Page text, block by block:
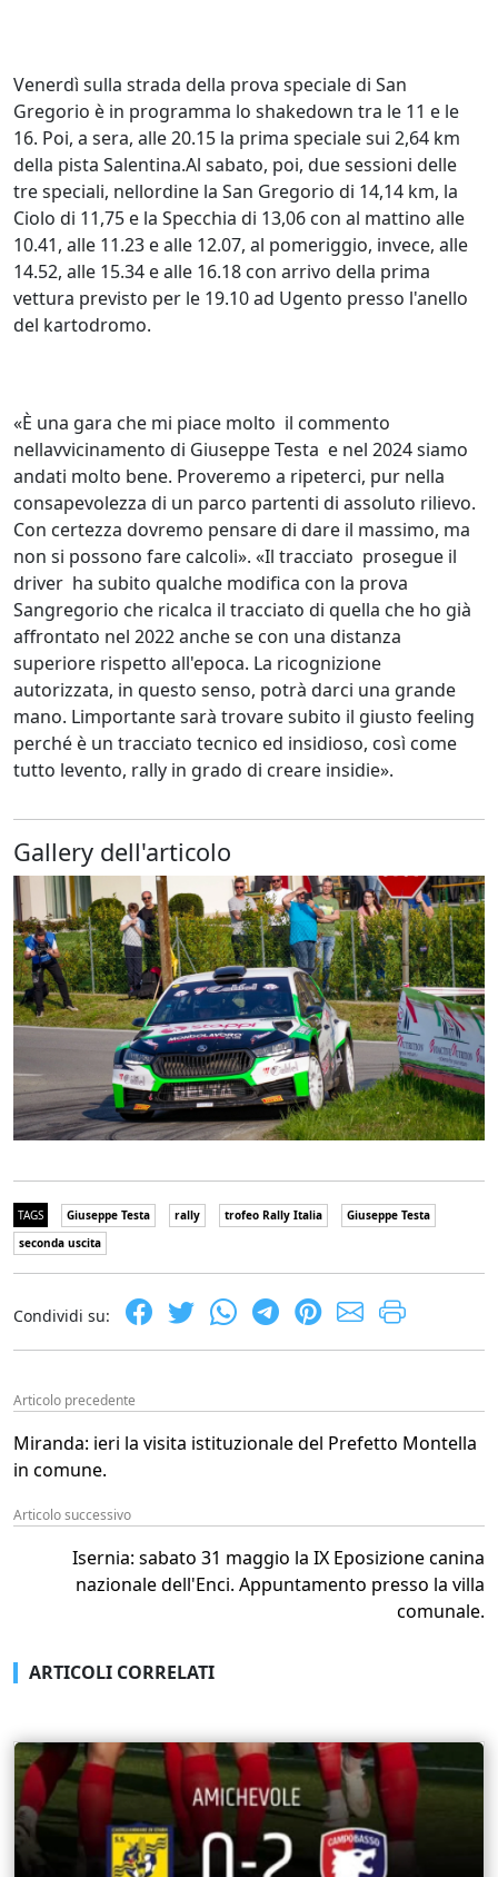
Venerdì sulla strada della prova speciale di San
Gregorio è in programma lo shakedown tra le 11 e le
16. Poi, a sera, alle 20.15 la prima speciale sui 2,64 km
della pista Salentina.Al sabato, poi, due sessioni delle
tre speciali, nellordine la San Gregorio di 14,14 km, la
Ciolo di 11,75 e la Specchia di 13,06 con al mattino alle
10.41, alle 11.23 e alle 12.07, al pomeriggio, invece, alle
14.52, alle 15.34 e alle 16.18 con arrivo della prima
vettura previsto per le 19.10 ad Ugento presso l'anello
del kartodromo.
«È una gara che mi piace molto il commento
nellavvicinamento di Giuseppe Testa e nel 2024 siamo
andati molto bene. Proveremo a ripeterci, pur nella
consapevolezza di un parco partenti di assoluto rilievo.
Con certezza dovremo pensare di dare il massimo, ma
non si possono fare calcoli». «Il tracciato prosegue il
driver ha subito qualche modifica con la prova
Sangregorio che ricalca il tracciato di quella che ho già
affrontato nel 2022 anche se con una distanza
superiore rispetto all'epoca. La ricognizione
autorizzata, in questo senso, potrà darci una grande
mano. Limportante sarà trovare subito il giusto feeling
perché è un tracciato tecnico ed insidioso, così come
tutto levento, rally in grado di creare insidie».
Gallery dell'articolo
TAGS Giuseppe Testa rally trofeo Rally Italia
Giuseppe Testa
seconda uscita
Condividi su:
Articolo precedente
Miranda: ieri la visita istituzionale del Prefetto Montella
in comune.
Articolo successivo
Isernia: sabato 31 maggio la IX Eposizione canina
nazionale dell'Enci. Appuntamento presso la villa
comunale.
ARTICOLI CORRELATI